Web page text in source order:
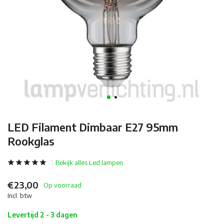
LED Filament Dimbaar E27 95mm
Rookglas
Bekijk alles Led lampen
€23,00
Op voorraad
Incl. btw
Levertijd 2 - 3 dagen